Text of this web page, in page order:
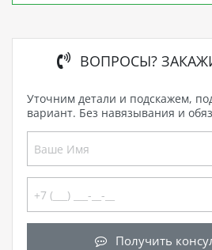
ВОПРОСЫ?
Уточним детали и подскажем,
вариант. Без навязывания и
Получить